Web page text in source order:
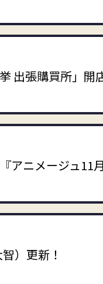
出張購買所」開
アニメージュ11
）更新！